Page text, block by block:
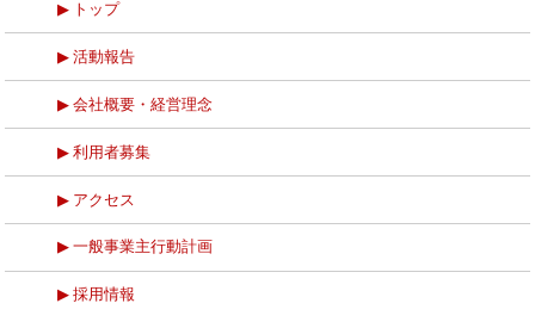
トップ
活動報告
会社概要・経営理念
利用者募集
アクセス
一般事業主行動計画
採用情報